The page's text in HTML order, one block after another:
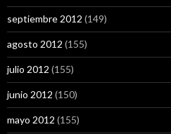
septiembre 2012 (149)
agosto 2012 (155)
julio 2012 (155)
junio 2012 (150)
mayo 2012 (155)